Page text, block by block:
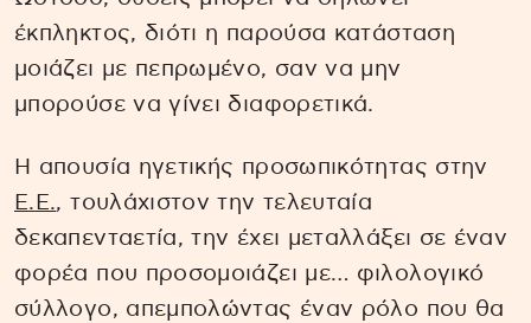
έκπληκτος, διότι η παρούσα κατάσταση
μοιάζει με πεπρωμένο, σαν να μην
μπορούσε να γίνει διαφορετικά.
Η απουσία ηγετικής προσωπικότητας στην
Ε.Ε., τουλάχιστον την τελευταία
δεκαπενταετία, την έχει μεταλλάξει σε έναν
φορέα που προσομοιάζει με… φιλολογικό
σύλλογο, απεμπολώντας έναν ρόλο που θα